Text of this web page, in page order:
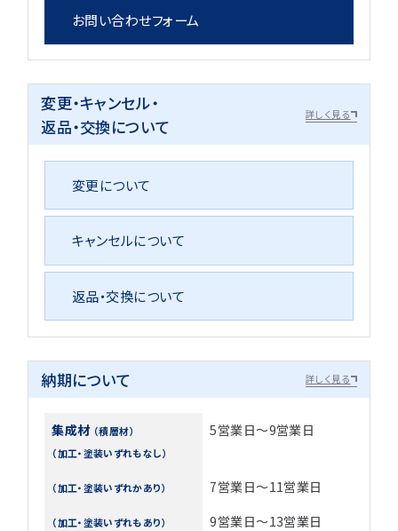
お問い合わせフォーム
変更・キャンセル・
返品・交換について
詳しく見る
変更について
キャンセルについて
返品・交換について
納期について 詳しく見る
集成材 （積層材）
（加工・塗装いずれもなし）
5営業日～9営業日
（加工・塗装いずれかあり） 7営業日～11営業日
（加工・塗装いずれもあり）
9営業日～13営業日